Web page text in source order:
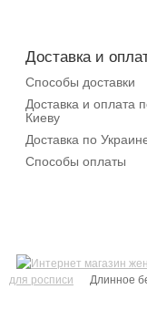
Доставка и
Способы доставки
Доставка и оплата
Киеву
Доставка по
Способы оплаты
для росписи
Длинное